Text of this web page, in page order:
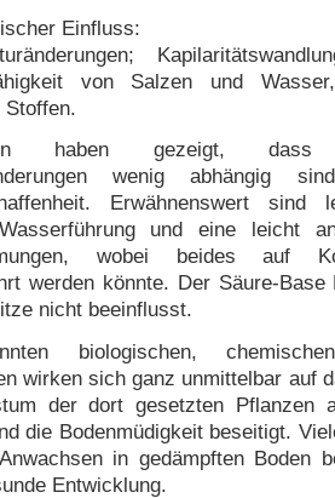
Einfluss:
von Salzen und
Stoffen.
haben gezeigt, dass
wenig abhängig
Erwähnenswert
und eine leicht
wobei beides auf
werden könnte. Der Säure-
nicht beeinflusst.
biologischen,
wirken sich ganz unmittelbar auf
der dort gesetzten Pflanzen
die Bodenmüdigkeit beseitigt.
in gedämpften Boden
Entwicklung.